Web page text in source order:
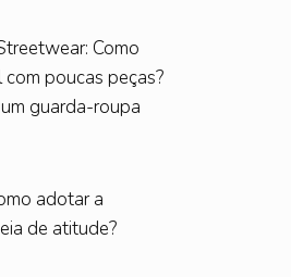
Como
poucas peças?
guarda-roupa
adotar a
de atitude?